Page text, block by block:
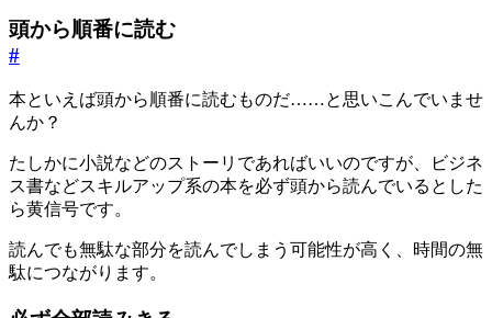
頭から順番に読む
#
本といえば頭から順番に読むものだ……と思いこんでいませ
んか？
たしかに小説などのストーリであればいいのですが、ビジネ
ス書などスキルアップ系の本を必ず頭から読んでいるとした
ら黄信号です。
読んでも無駄な部分を読んでしまう可能性が高く、時間の無
駄につながります。